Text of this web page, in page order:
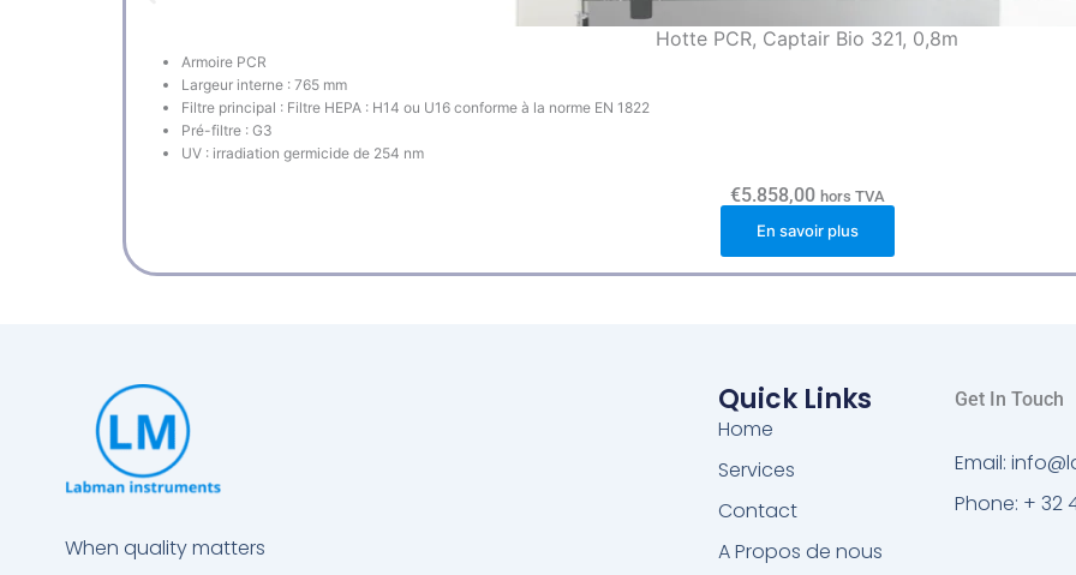
Hotte PCR, Captair Bio 321, 0,8m
Armoire PCR
Largeur interne : 765 mm
Filtre principal : Filtre HEPA : H14 ou U16 conforme à la norme EN 1822
Pré-filtre : G3
UV : irradiation germicide de 254 nm
€5.858,00 hors TVA
En savoir plus
When quality matters
Quick Links
Home
Services
Contact
A Propos de nous
Get In Touch
Email:
Phone: + 32